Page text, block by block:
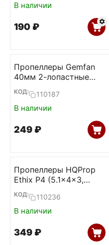
В наличии
‍190‍ ₽
Пропеллеры Gemfan
40мм 2-лопастные
1.0мм (Transparent,
2L+2R)
КОД: 110187
В наличии
‍249‍ ₽
Пропеллеры HQProp
Ethix P4 (5.1x4x3,
Candy Cane,
2CW+2CCW)
КОД: 110236
В наличии
‍349‍ ₽